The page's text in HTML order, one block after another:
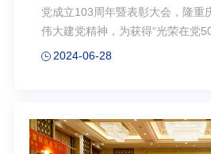
党成立103周年暨表彰大会，隆重
伟大建党精神，为获得“光荣在党
党员代表颁发纪念章，对学校2023
记卢光志，副校长范其伟出席大
委作“抢抓建校百年重要历史机遇
2024-06-28